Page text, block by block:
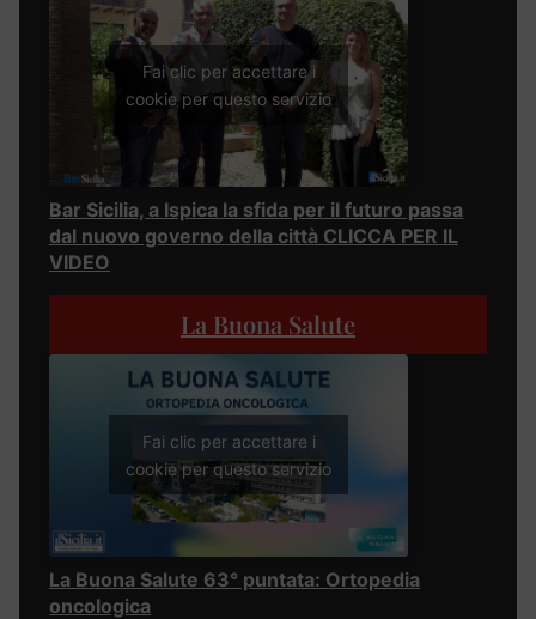
Fai clic per accettare i
cookie per questo servizio
Bar Sicilia, a Ispica la sfida per il futuro passa
dal nuovo governo della città CLICCA PER IL
VIDEO
La Buona Salute
Fai clic per accettare i
cookie per questo servizio
La Buona Salute 63° puntata: Ortopedia
oncologica